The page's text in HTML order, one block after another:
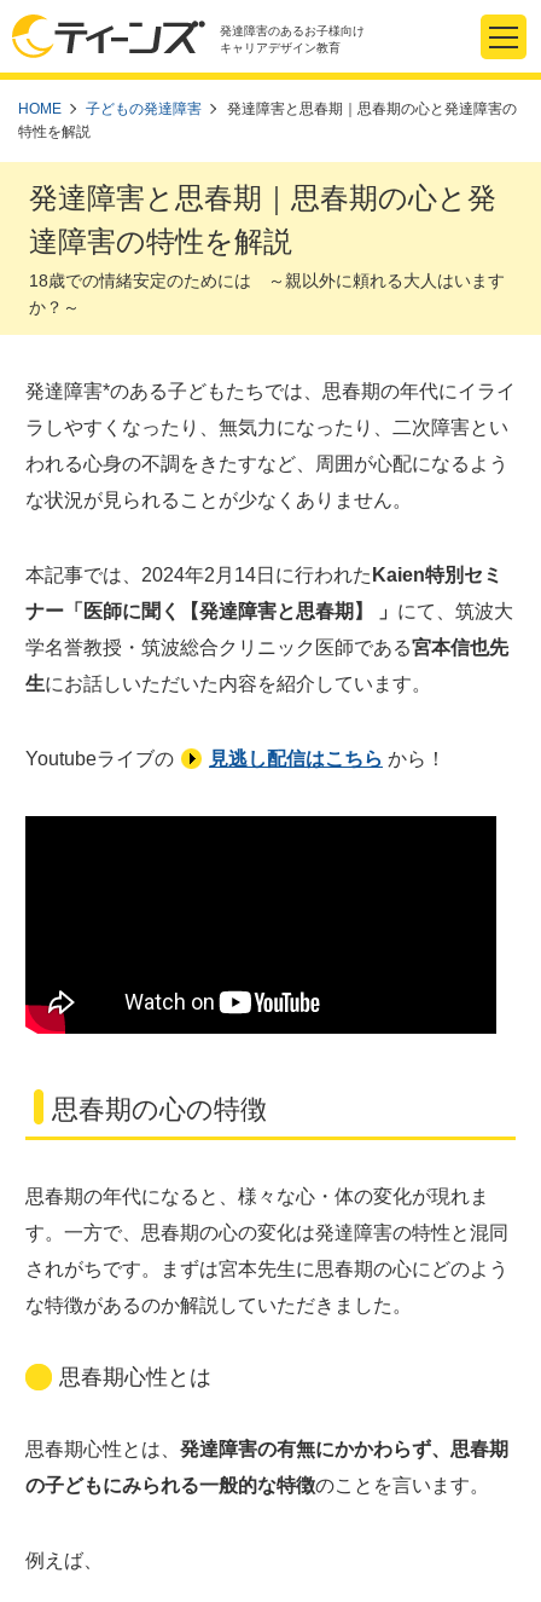
発達障害のあるお子様向け
キャリアデザイン教育
HOME 子どもの発達障害
発達障害と思春期｜思春期の心と発達障害の
特性を解説
発達障害と思春期｜思春期の心と発
達障害の特性を解説
18歳での情緒安定のためには ～親以外に頼れる大人はいます
か？～
発達障害*のある子どもたちでは、思春期の年代にイライ
ラしやすくなったり、無気力になったり、二次障害とい
われる心身の不調をきたすなど、周囲が心配になるよう
な状況が見られることが少なくありません。
本記事では、2024年2月14日に行われた Kaien特別セミ
ナー「医師に聞く【発達障害と思春期】 」 にて、筑波大
学名誉教授・筑波総合クリニック医師である宮本信也先
生にお話しいただいた内容を紹介しています。
Youtubeライブの 見逃し配信はこちら から！
思春期の心の特徴
思春期の年代になると、様々な心・体の変化が現れま
す。一方で、思春期の心の変化は発達障害の特性と混同
されがちです。まずは宮本先生に思春期の心にどのよう
な特徴があるのか解説していただきました。
思春期心性とは
思春期心性とは、 発達障害の有無にかかわらず、思春期
の子どもにみられる一般的な特徴のことを言います。
例えば、